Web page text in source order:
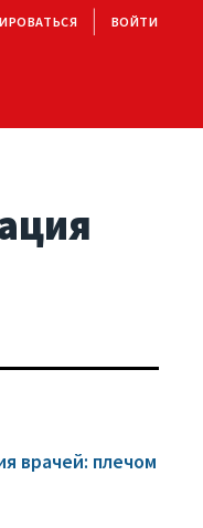
ВОЙТИ
врачей: плечом